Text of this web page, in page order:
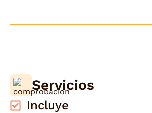
Servicios
Incluye